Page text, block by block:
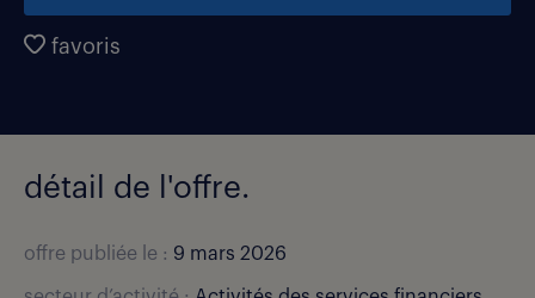
favoris
détail de l'offre.
offre publiée le : 9 mars 2026